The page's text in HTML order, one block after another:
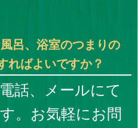
呂、浴室のつまりの
ればよいですか？
話、メールにて
。お気軽にお問